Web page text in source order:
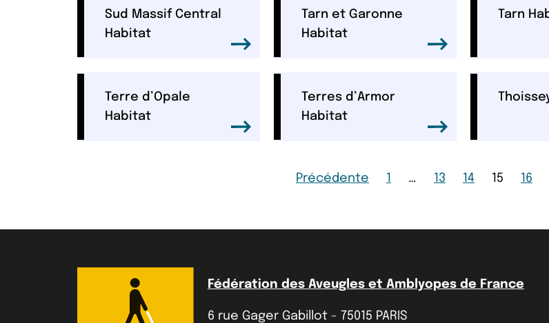
Sud Massif Central
Habitat
Tarn et Garonne
Habitat
Tarn
Terre d’Opale
Habitat
Terres d’Armor
Habitat
Page
Précédente Page
1 … Page
13 Page
14 Page
15 16
Fédération des Aveugles et Amblyopes de France
6 rue Gager Gabillot - 75015 PARIS